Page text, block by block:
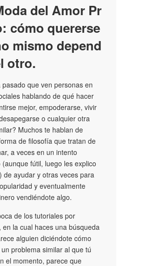
del Amor Pr
cómo quererse
mismo depend
otro.
pasado que ven personas en
hablando de qué hacer
mejor, empoderarse, vivir
o cualquier otra
Muchos te hablan de
de filosofía que tratan de
a veces en un intento
(aunque fútil, luego les explico
de ayudar y otras veces para
y eventualmente
vendiéndote algo.
de los tutoriales por
en la cual haces una búsqueda
alguien diciéndote cómo
problema similar al que tú
el momento, parece que